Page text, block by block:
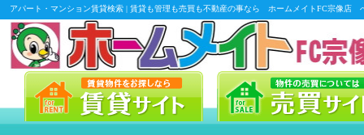
アパート・マンション賃貸検索 | 賃貸も管理も売買も不動産の事なら ホームメイトFC宗像店